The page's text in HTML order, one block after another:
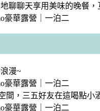
聊聊天享用美味的晚餐
漫~
間，三五好友在這喝點